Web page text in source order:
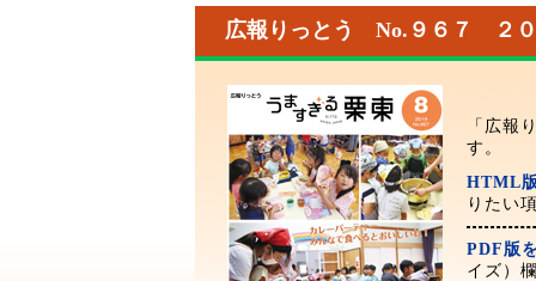
広報りっとう No.９６７ ２０
「広報
す。
HTML
りたい
PDF版
イズ）